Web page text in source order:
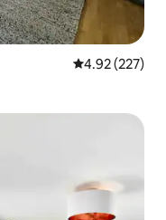
평점 4.92점(5
4.92 (227)